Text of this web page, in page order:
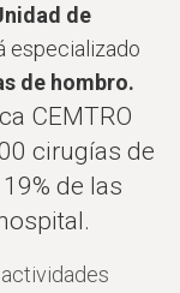
de
especializado
de hombro.
CEMTRO
cirugías de
de las